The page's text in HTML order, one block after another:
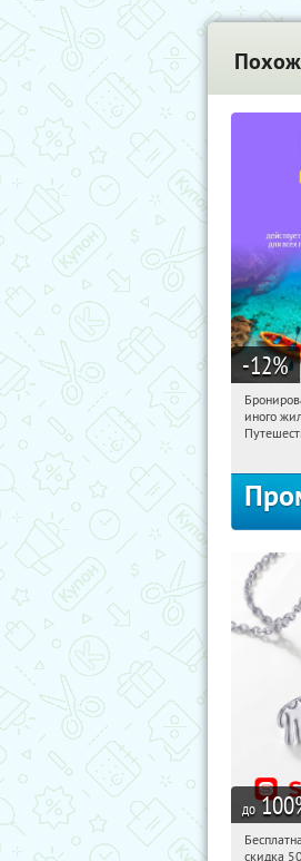
-12%
Россия
иного
до 100
скидка